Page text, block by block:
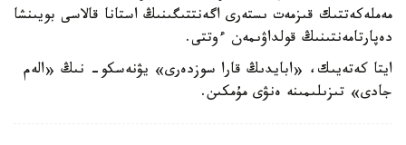
مەملەكەتتىك قىزمەت ىستەرى اگەنتتىگىنىڭ استانا قالاسى بويىنشا
دەپارتامەنتىنىڭ قولداۋىمەن ءوتتى.
ايتا كەتەيىك، «ابايدىڭ قارا سوزدەرى» يۋنەسكو- نىڭ «الەم
جادى» تىزىلىمىنە ەنۋى مۇمكىن.